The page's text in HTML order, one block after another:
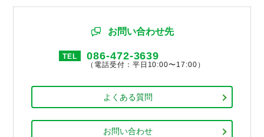
お問い合わせ先
TEL 086-472-3639
（電話受付：平日10:00〜17:00）
よくある質問
お問い合わせ